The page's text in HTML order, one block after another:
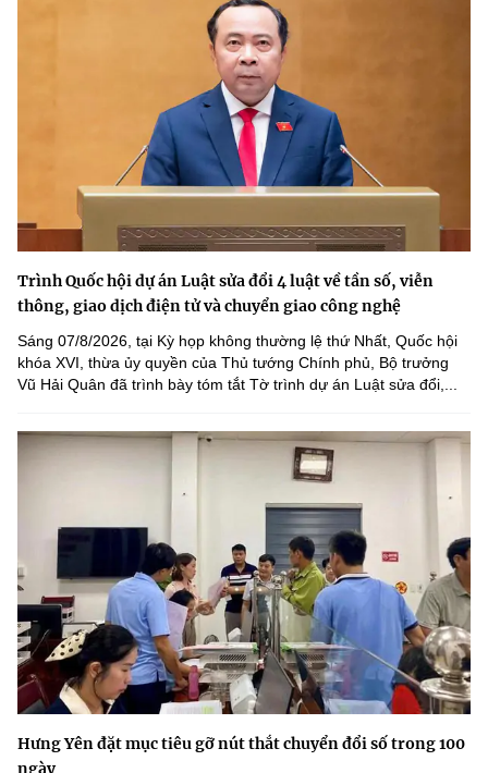
Trình Quốc hội dự án Luật sửa đổi 4 luật về tần số, viễn
thông, giao dịch điện tử và chuyển giao công nghệ
Sáng 07/8/2026, tại Kỳ họp không thường lệ thứ Nhất, Quốc hội
khóa XVI, thừa ủy quyền của Thủ tướng Chính phủ, Bộ trưởng
Vũ Hải Quân đã trình bày tóm tắt Tờ trình dự án Luật sửa đổi,...
Hưng Yên đặt mục tiêu gỡ nút thắt chuyển đổi số trong 100
ngày